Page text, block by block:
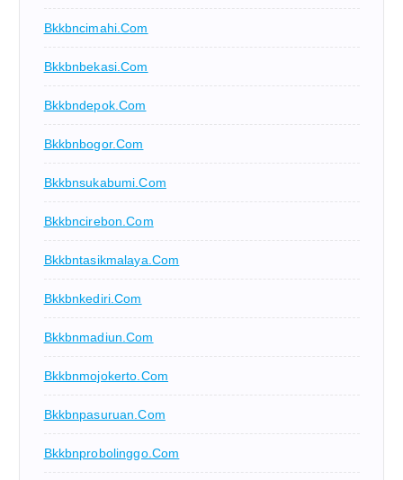
Bkkbncimahi.com
Bkkbnbekasi.com
Bkkbndepok.com
Bkkbnbogor.com
Bkkbnsukabumi.com
Bkkbncirebon.com
Bkkbntasikmalaya.com
Bkkbnkediri.com
Bkkbnmadiun.com
Bkkbnmojokerto.com
Bkkbnpasuruan.com
Bkkbnprobolinggo.com